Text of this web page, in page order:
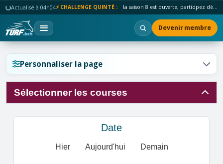
Actualisé à 04h04⚡ CHALLENGE QUINTÉ : la saison 8 est ouverte, participez dès maintenant !
Devenir membre
Personnaliser la page
Sélectionner les courses
Date
Hier Aujourd'hui Demain
Réinitialiser l'affichage ?
Réinitialiser